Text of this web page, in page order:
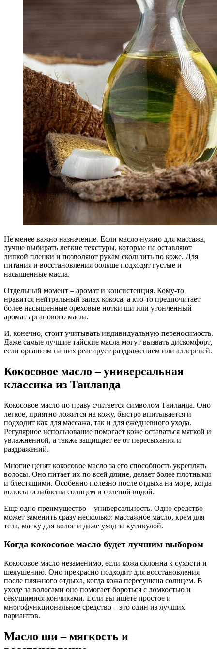
Не менее важно назначение. Если масло нужно для массажа,
лучше выбирать легкие текстуры, которые не оставляют
липкой пленки и позволяют рукам скользить по коже. Для
питания и восстановления больше подходят густые и
насыщенные масла.
Отдельный момент – аромат и консистенция. Кому-то
нравится нейтральный запах кокоса, а кто-то предпочитает
более насыщенные ореховые нотки ши или утонченный
аромат арганового масла.
И, конечно, стоит учитывать индивидуальную переносимость.
Даже самые лучшие тайские масла могут вызвать дискомфорт,
если организм на них реагирует раздражением или аллергией.
Кокосовое масло – универсальная
классика из Таиланда
Кокосовое масло по праву считается символом Таиланда. Оно
легкое, приятно ложится на кожу, быстро впитывается и
подходит как для массажа, так и для ежедневного ухода.
Регулярное использование помогает коже оставаться мягкой и
увлажненной, а также защищает ее от пересыхания и
раздражений.
Многие ценят кокосовое масло за его способность укреплять
волосы. Оно питает их по всей длине, делает более плотными
и блестящими. Особенно полезно после отдыха на море, когда
волосы ослаблены солнцем и соленой водой.
Еще одно преимущество – универсальность. Одно средство
может заменить сразу несколько: массажное масло, крем для
тела, маску для волос и даже уход за кутикулой.
Когда кокосовое масло будет лучшим выбором
Кокосовое масло незаменимо, если кожа склонна к сухости и
шелушению. Оно прекрасно подходит для восстановления
после пляжного отдыха, когда кожа пересушена солнцем. В
уходе за волосами оно помогает бороться с ломкостью и
секущимися кончиками. Если вы ищете простое и
многофункциональное средство – это один из лучших
вариантов.
Масло ши – мягкость и